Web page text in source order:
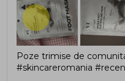
Poze trimise de
#skincareromania